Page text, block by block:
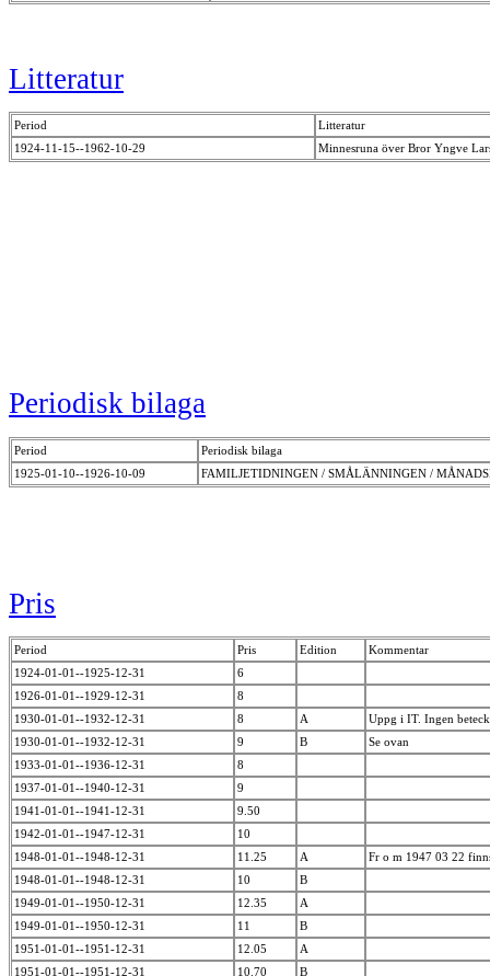
Litteratur
Period
Litteratur
1924-11-15--1962-10-29
Minnesruna över Bror Yngve
Periodisk bilaga
Period
Periodisk bilaga
1925-01-10--1926-10-09
FAMILJETIDNINGEN / SMÅLÄNNINGEN /
Pris
Period Pris Edition
Kommentar
1924-01-01--1925-12-31
6
1926-01-01--1929-12-31
8
1930-01-01--1932-12-31
8 A
Uppg i IT. Ingen
1930-01-01--1932-12-31
9 B
Se ovan
1933-01-01--1936-12-31
8
1937-01-01--1940-12-31
9
1941-01-01--1941-12-31
9.50
1942-01-01--1947-12-31
10
1948-01-01--1948-12-31
11.25 A
Fr o m 1947 03 22
1948-01-01--1948-12-31
10
B
1949-01-01--1950-12-31
12.35
A
1949-01-01--1950-12-31
11
B
1951-01-01--1951-12-31
12.05
A
1951-01-01--1951-12-31
10.70 B